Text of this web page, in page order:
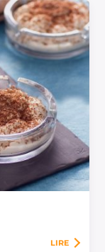
LIRE